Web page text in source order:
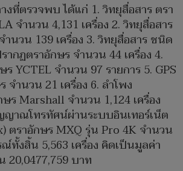
งที่ตรวจพบ ได้แก่ 1. วิทยุสื่อสาร ตรา
จำนวน 4,131 เครื่อง 2. วิทยุสื่อสาร
นวน 139 เครื่อง 3. วิทยุสื่อสาร ชนิด
ากฏตราอักษร จำนวน 44 เครื่อง 4.
YCTEL จำนวน 97 รายการ 5. GPS
จำนวน 21 เครื่อง 6. ลำโพง
ร Marshall จำนวน 1,124 เครื่อง
ญาณโทรทัศน์ผ่านระบบอินเทอร์เน็ต
ตราอักษร MXQ รุ่น Pro 4K จำนวน
ณ์ทั้งสิ้น 5,563 เครื่อง คิดเป็นมูลค่า
20,0477,759 บาท